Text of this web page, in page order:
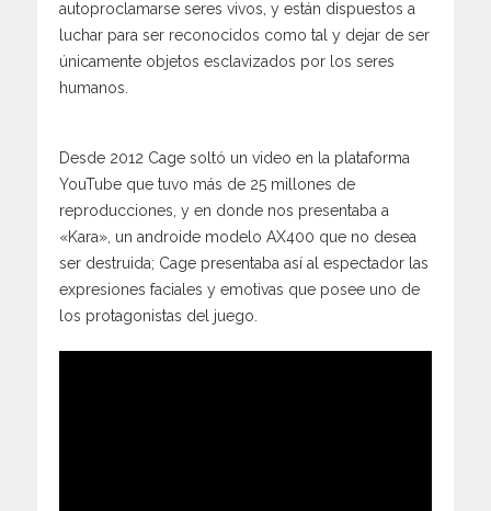
autoproclamarse seres vivos, y están dispuestos a
luchar para ser reconocidos como tal y dejar de ser
únicamente objetos esclavizados por los seres
humanos.
Desde 2012 Cage soltó un video en la plataforma
YouTube que tuvo más de 25 millones de
reproducciones, y en donde nos presentaba a
«Kara», un androide modelo AX400 que no desea
ser destruida; Cage presentaba así al espectador las
expresiones faciales y emotivas que posee uno de
los protagonistas del juego.